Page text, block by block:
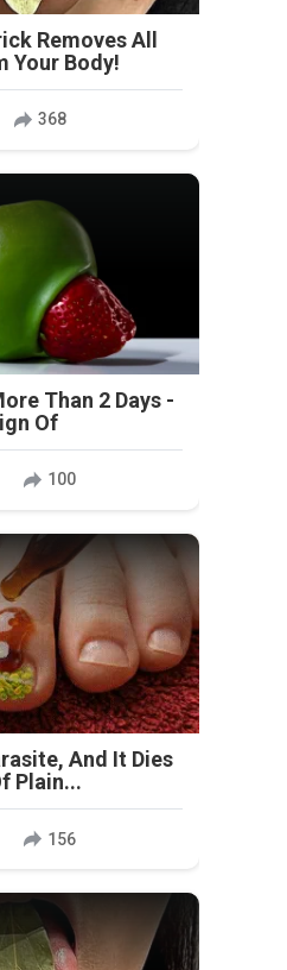
Removes All
Your Body!
368
Than 2 Days -
Of
100
And It Dies
Plain...
156